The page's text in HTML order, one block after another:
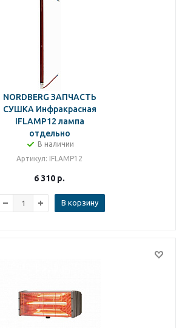
NORDBERG ЗАПЧАСТЬ
СУШКА Инфракрасная
IFLAMP12 лампа
отдельно
В наличии
Артикул: IFLAMP12
6 310 р.
В корзину